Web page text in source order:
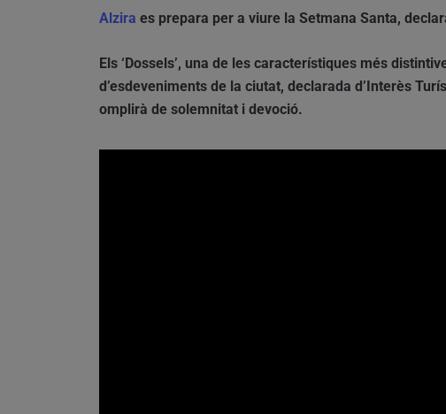
Alzira es prepara per a viure la Setmana Santa,
Els ‘Dossels’, una de les característiques més
d’esdeveniments de la ciutat, declarada d’Interès
omplirà de solemnitat i devoció.